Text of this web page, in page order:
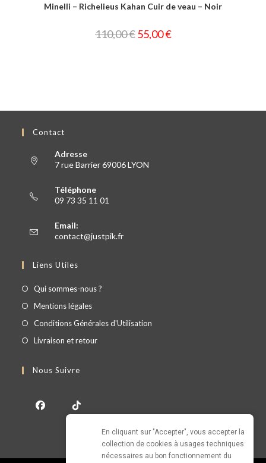
Minelli – Richelieus Kahan Cuir de veau – Noir
110,00€ 55,00€
Contact
Adresse
7 rue Barrier 69006 LYON
Téléphone
09 73 35 11 01
Email:
contact@justpik.fr
Liens Utiles
Qui sommes-nous ?
Mentions légales
Conditions Générales d'Utilisation
Livraison et retour
Nous Suivre
En cliquant sur "Accepter", vous accepter la
collection de cookies à usages techniques
nécessaires au bon fonctionnement du